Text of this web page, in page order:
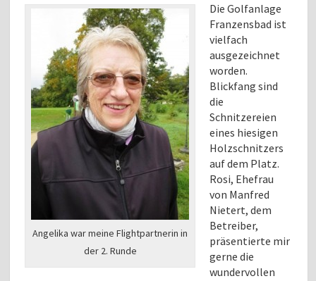
Angelika war meine Flightpartnerin in
der 2. Runde
Die Golfanlage
Franzensbad ist
vielfach
ausgezeichnet
worden.
Blickfang sind
die
Schnitzereien
eines hiesigen
Holzschnitzers
auf dem Platz.
Rosi, Ehefrau
von Manfred
Nietert, dem
Betreiber,
präsentierte mir
gerne die
wundervollen